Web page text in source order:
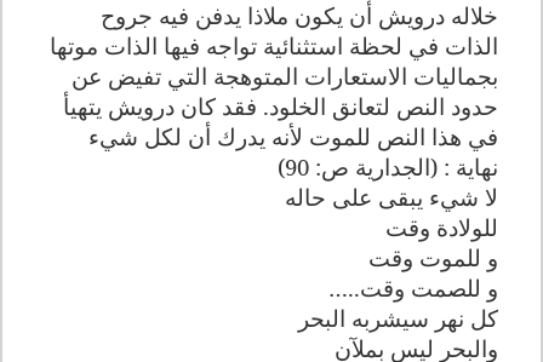
خلاله درويش أن يكون ملاذا يدفن فيه جروح
الذات في لحظة استثنائية تواجه فيها الذات موتها
بجماليات الاستعارات المتوهجة التي تفيض عن
حدود النص لتعانق الخلود. فقد كان درويش يتهيأ
في هذا النص للموت لأنه يدرك أن لكل شيء
نهاية : (الجدارية ص: 90)
لا شيء يبقى على حاله
للولادة وقت
و للموت وقت
و للصمت وقت…..
كل نهر سيشربه البحر
والبحر ليس بملآن